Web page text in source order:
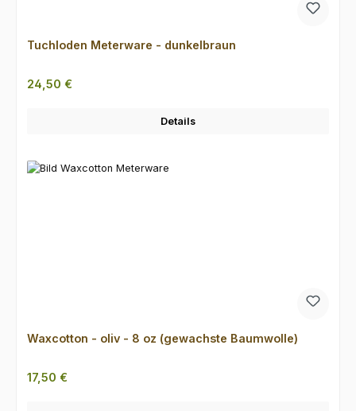
Tuchloden Meterware - dunkelbraun
Regulärer Preis:
24,50 €
Details
Waxcotton - oliv - 8 oz (gewachste Baumwolle)
Regulärer Preis:
17,50 €